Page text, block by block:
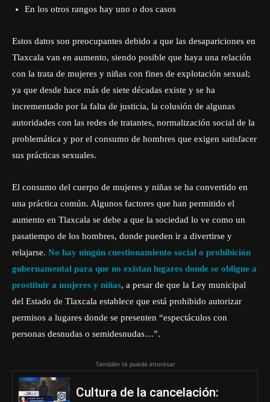
En los otros rangos hay uno o dos casos
Estos datos son preocupantes debido a que las desapariciones en
Tlaxcala van en aumento, siendo posible que haya una relación
con la trata de mujeres y niñas con fines de explotación sexual;
ya que desde hace más de siete décadas existe y se ha
incrementado por la falta de justicia, la colusión de algunas
autoridades con las redes de tratantes, normalización social de la
problemática y por el consumo de hombres que exigen satisfacer
sus prácticas sexuales.
El consumo del cuerpo de mujeres y niñas se ha convertido en
una práctica común. Algunos factores que han permitido el
aumento en Tlaxcala se debe a que la sociedad lo ve como un
pasatiempo de los hombres, donde pueden ir a divertirse y
relajarse. No hay ningún cuestionamiento social o prohibición
gubernamental para que no existan lugares donde se obligue a
prostituir a mujeres y niñas, a pesar de que la Ley municipal
del Estado de Tlaxcala establece que está prohibido autorizar
permisos a lugares donde se presenten “espectáculos con
personas desnudas o semidesnudas…”.
También te puede interesar
Cultura de la cancelación: